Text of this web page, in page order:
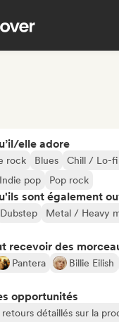
elle adore
rock Blues Chill / Lo-fi
Indie pop Pop rock
sont également
Dubstep Metal / Heavy
recevoir des
Pantera Billie Eilish
opportunités
retours détaillés sur la